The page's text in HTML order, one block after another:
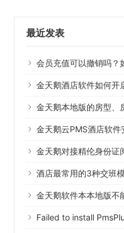
最近发表
会员充值可以撤销吗？
金天鹅酒店软件如何开
金天鹅本地版的房型、房价等基本数
金天鹅云PMS酒店软件安装
金天鹅对接精伦身份证
酒店最常用的3种交班
金天鹅软件本本地版不
Failed to install PmsPlus插件守护